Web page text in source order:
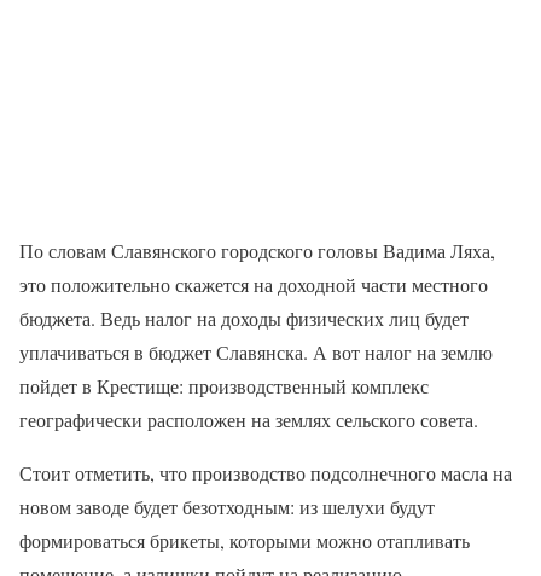
По словам Славянского городского головы Вадима Ляха,
это положительно скажется на доходной части местного
бюджета. Ведь налог на доходы физических лиц будет
уплачиваться в бюджет Славянска. А вот налог на землю
пойдет в Крестище: производственный комплекс
географически расположен на землях сельского совета.
Стоит отметить, что производство подсолнечного масла на
новом заводе будет безотходным: из шелухи будут
формироваться брикеты, которыми можно отапливать